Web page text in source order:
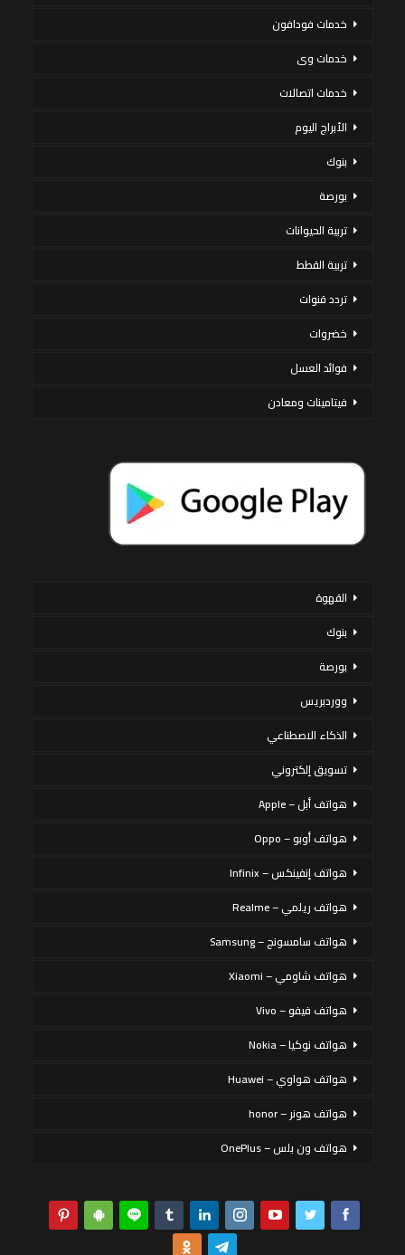
خدمات فودافون
خدمات وى
خدمات اتصالات
الأبراج اليوم
بنوك
بورصة
تربية الحيوانات
تربية القطط
تردد قنوات
خضروات
فوائد العسل
فيتامينات ومعادن
القهوة
بنوك
بورصة
ووردبريس
الذكاء الاصطناعي
تسويق إلكتروني
هواتف أبل – Apple
هواتف أوبو – Oppo
هواتف إنفينكس – Infinix
هواتف ريلمي – Realme
هواتف سامسونج – Samsung
هواتف شاومي – Xiaomi
هواتف فيفو – Vivo
هواتف نوكيا – Nokia
هواتف هواوي – Huawei
هواتف هونر – honor
هواتف ون بلس – OnePlus